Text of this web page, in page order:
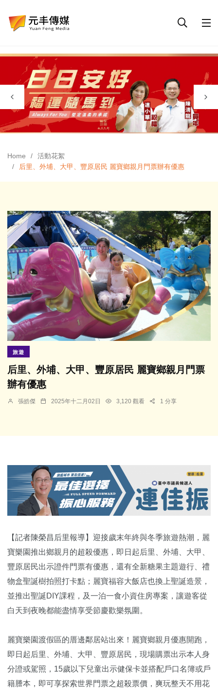
Home
活動花絮
后里、外埔、大甲、豐原居民 麗寶鄉親月門票辦有優惠
旅遊
后里、外埔、大甲、豐原居民 麗寶鄉親月門票
辦有優惠
張皓傑 2025年十二月02日 3,120 觀看 1 分享
【記者陳榮昌后里報導】迎接歲末年終與冬季旅遊熱潮，麗
寶樂園推出鄉親月的超殺優惠，即日起后里、外埔、大甲、
豐原居民出示證件門票有優惠，還有全新糖果主題遊行、禮
物盒聖誕樹拍照打卡點；麗寶福容大飯店也換上聖誕造景，
並推出聖誕DIY課程，及一泊一食小資住房專案，讓遊客從
白天到夜晚都能盡情享受節慶歡樂氛圍。
麗寶樂園渡假區的厝邊鄰居站出來！麗寶鄉親月優惠開跑，
即日起后里、外埔、大甲、豐原居民，現場購票出示本人身
分證或駕照，15歲以下兒童出示健保卡並搭配戶口名簿或戶
籍謄本，即可享探索世界門票之超殺票價，爽玩整天不用花